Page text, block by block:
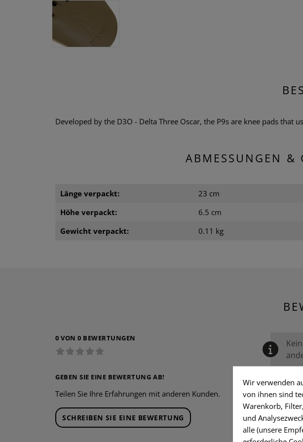
Developed by the D3O - Delta Three Oscar, the P9s are knee pads
ABMESSUNGEN &
Länge verpackt: 23 cm
Höhe verpackt:
6.5 cm
Gewicht verpackt:
0.11 kg
0 VON 0 BEWERTUNGEN
GEBEN SIE EINE BEWERTUNG AB!
Teilen Sie Ihre Erfahrungen mit anderen Kunden.
SCHREIBEN SIE EINE BEWERTUNG
Wir verwenden
von ihnen sind
Warenkorb,
und
alle (unsere